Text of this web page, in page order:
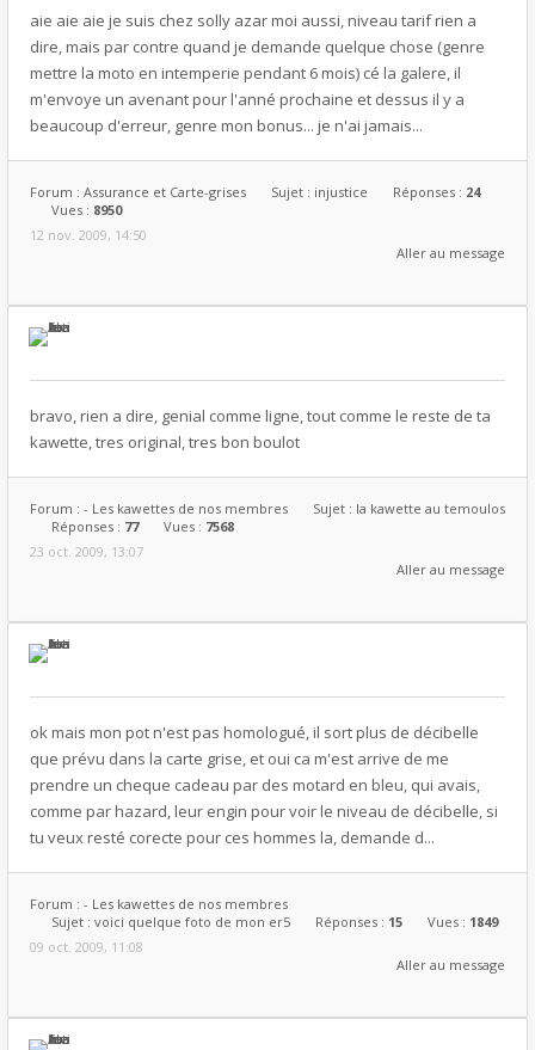
aie aie aie je suis chez solly azar moi aussi, niveau tarif rien a
dire, mais par contre quand je demande quelque chose (genre
mettre la moto en intemperie pendant 6 mois) cé la galere, il
m'envoye un avenant pour l'anné prochaine et dessus il y a
beaucoup d'erreur, genre mon bonus... je n'ai jamais...
Forum : Assurance et Carte-grises Sujet : injustice Réponses : 24
Vues : 8950
12 nov. 2009, 14:50
Aller au message
bravo, rien a dire, genial comme ligne, tout comme le reste de ta
kawette, tres original, tres bon boulot
Forum : - Les kawettes de nos membres Sujet : la kawette au temoulos
Réponses : 77 Vues : 7568
23 oct. 2009, 13:07
Aller au message
ok mais mon pot n'est pas homologué, il sort plus de décibelle
que prévu dans la carte grise, et oui ca m'est arrive de me
prendre un cheque cadeau par des motard en bleu, qui avais,
comme par hazard, leur engin pour voir le niveau de décibelle, si
tu veux resté corecte pour ces hommes la, demande d...
Forum : - Les kawettes de nos membres
Sujet : voici quelque foto de mon er5 Réponses : 15 Vues : 1849
09 oct. 2009, 11:08
Aller au message